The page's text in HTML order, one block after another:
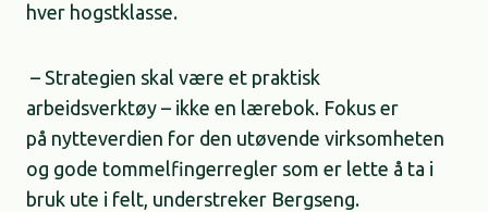
hver hogstklasse.
– Strategien skal være et praktisk
arbeidsverktøy – ikke en lærebok. Fokus er
på nytteverdien for den utøvende virksomheten
og gode tommelfingerregler som er lette å ta i
bruk ute i felt, understreker Bergseng.